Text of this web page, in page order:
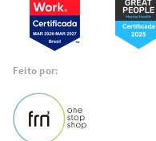
Feito por: